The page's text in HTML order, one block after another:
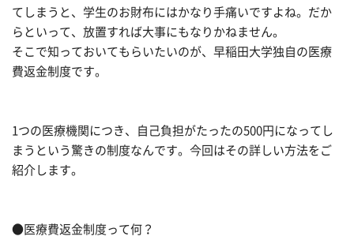
てしまうと、学生のお財布にはかなり手痛いですよね。だか
らといって、放置すれば大事にもなりかねません。
そこで知っておいてもらいたいのが、早稲田大学独自の医療
費返金制度です。
1つの医療機関につき、自己負担がたったの500円になってし
まうという驚きの制度なんです。今回はその詳しい方法をご
紹介します。
●医療費返金制度って何？